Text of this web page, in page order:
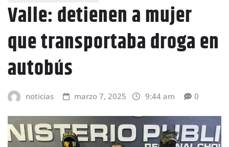
Valle: detienen a mujer
que transportaba droga en
autobús
noticias marzo 7, 2025 9:44 am 0